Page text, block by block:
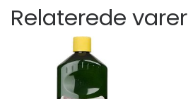
Relaterede varer